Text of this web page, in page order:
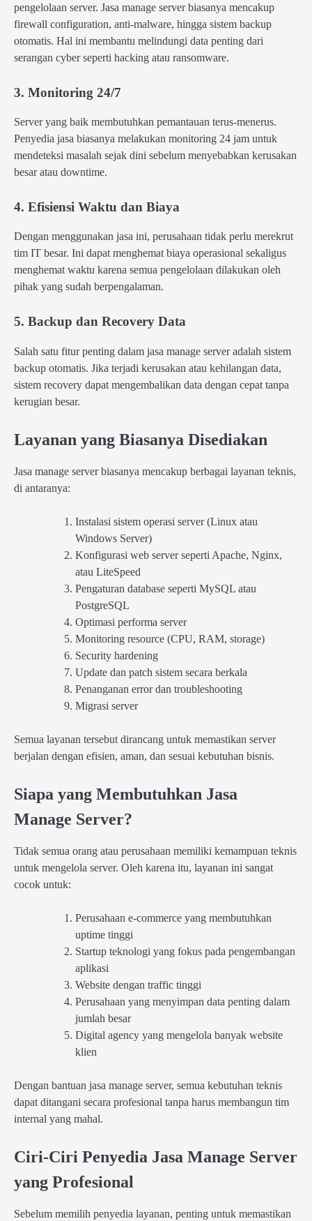
pengelolaan server. Jasa manage server biasanya mencakup
firewall configuration, anti-malware, hingga sistem backup
otomatis. Hal ini membantu melindungi data penting dari
serangan cyber seperti hacking atau ransomware.
3. Monitoring 24/7
Server yang baik membutuhkan pemantauan terus-menerus.
Penyedia jasa biasanya melakukan monitoring 24 jam untuk
mendeteksi masalah sejak dini sebelum menyebabkan kerusakan
besar atau downtime.
4. Efisiensi Waktu dan Biaya
Dengan menggunakan jasa ini, perusahaan tidak perlu merekrut
tim IT besar. Ini dapat menghemat biaya operasional sekaligus
menghemat waktu karena semua pengelolaan dilakukan oleh
pihak yang sudah berpengalaman.
5. Backup dan Recovery Data
Salah satu fitur penting dalam jasa manage server adalah sistem
backup otomatis. Jika terjadi kerusakan atau kehilangan data,
sistem recovery dapat mengembalikan data dengan cepat tanpa
kerugian besar.
Layanan yang Biasanya Disediakan
Jasa manage server biasanya mencakup berbagai layanan teknis,
di antaranya:
Instalasi sistem operasi server (Linux atau
Windows Server)
Konfigurasi web server seperti Apache, Nginx,
atau LiteSpeed
Pengaturan database seperti MySQL atau
PostgreSQL
Optimasi performa server
Monitoring resource (CPU, RAM, storage)
Security hardening
Update dan patch sistem secara berkala
Penanganan error dan troubleshooting
Migrasi server
Semua layanan tersebut dirancang untuk memastikan server
berjalan dengan efisien, aman, dan sesuai kebutuhan bisnis.
Siapa yang Membutuhkan Jasa
Manage Server?
Tidak semua orang atau perusahaan memiliki kemampuan teknis
untuk mengelola server. Oleh karena itu, layanan ini sangat
cocok untuk:
Perusahaan e-commerce yang membutuhkan
uptime tinggi
Startup teknologi yang fokus pada pengembangan
aplikasi
Website dengan traffic tinggi
Perusahaan yang menyimpan data penting dalam
jumlah besar
Digital agency yang mengelola banyak website
klien
Dengan bantuan jasa manage server, semua kebutuhan teknis
dapat ditangani secara profesional tanpa harus membangun tim
internal yang mahal.
Ciri-Ciri Penyedia Jasa Manage Server
yang Profesional
Sebelum memilih penyedia layanan, penting untuk memastikan